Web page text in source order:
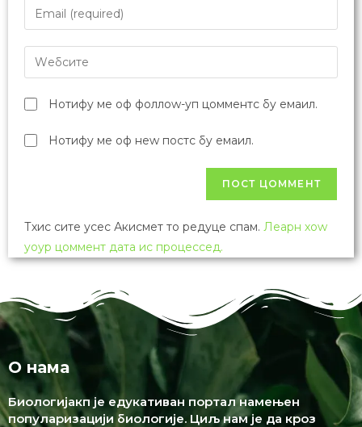
Нотифy ме оф фоллоw-уп цомментс бy емаил.
Нотифy ме оф неw постс бy емаил.
Тхис сите усес Акисмет то редуце спам. Леарн хоw
yоур цоммент дата ис процессед.
О нама
Биологијакп је едукативан портал намењен
популаризацији биологије. Циљ нам је да кроз